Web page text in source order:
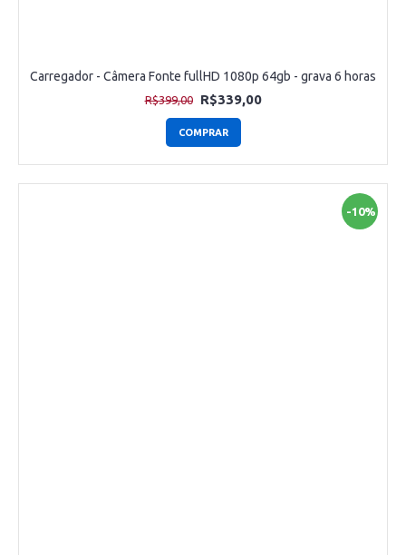
Carregador - Câmera Fonte fullHD 1080p 64gb - grava 6 horas
R$399,00 R$339,00
COMPRAR
-10%